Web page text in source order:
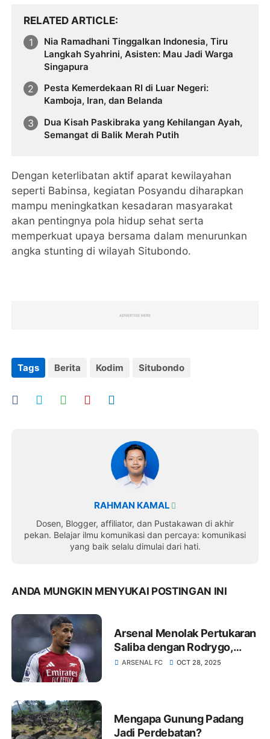
RELATED ARTICLE
Nia Ramadhani Tinggalkan Indonesia, Tiru
Langkah Syahrini, Asisten: Mau Jadi Warga
Singapura
Pesta Kemerdekaan RI di Luar Negeri:
Kamboja, Iran, dan Belanda
Dua Kisah Paskibraka yang Kehilangan Ayah,
Semangat di Balik Merah Putih
Dengan keterlibatan aktif aparat kewilayahan
seperti Babinsa, kegiatan Posyandu diharapkan
mampu meningkatkan kesadaran masyarakat
akan pentingnya pola hidup sehat serta
memperkuat upaya bersama dalam menurunkan
angka stunting di wilayah Situbondo.
Tags Berita Kodim Situbondo
RAHMAN KAMAL
Dosen, Blogger, affiliator, dan Pustakawan di akhir
pekan. Belajar ilmu komunikasi dan percaya: komunikasi
yang baik selalu dimulai dari hati.
ANDA MUNGKIN MENYUKAI POSTINGAN INI
Arsenal Menolak Pertukaran
Saliba dengan Rodrygo,
Madrid Siapkan Strategi Lain
ARSENAL FC OCT 28, 2025
Mengapa Gunung Padang
Jadi Perdebatan?